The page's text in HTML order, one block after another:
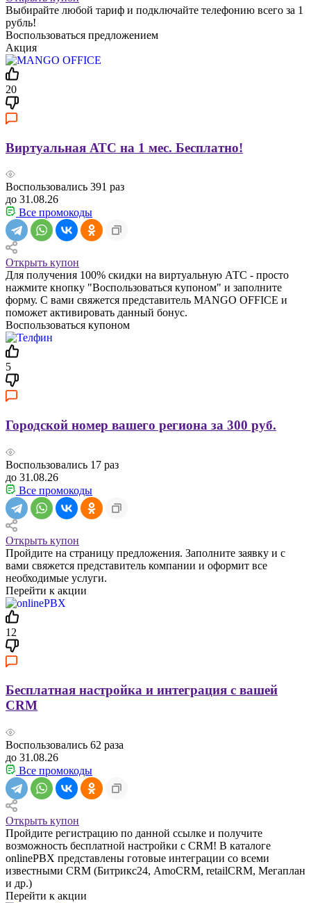
Выбирайте любой тариф и подключайте телефонию всего за 1
рубль!
Воспользоваться предложением
Акция
20
Виртуальная АТС на 1 мес. Бесплатно!
Воспользовались 391 раз
до 31.08.26
Все промокоды
Открыть купон
Для получения 100% скидки на виртуальную АТС - просто
нажмите кнопку "Воспользоваться купоном" и заполните
форму. С вами свяжется представитель MANGO OFFICE и
поможет активировать данный бонус.
Воспользоваться купоном
5
Городской номер вашего региона за 300 руб.
Воспользовались 17 раз
до 31.08.26
Все промокоды
Открыть купон
Пройдите на страницу предложения. Заполните заявку и с
вами свяжется представитель компании и оформит все
необходимые услуги.
Перейти к акции
12
Бесплатная настройка и интеграция c вашей
CRM
Воспользовались 62 раза
до 31.08.26
Все промокоды
Открыть купон
Пройдите регистрацию по данной ссылке и получите
возможность бесплатной настройки c СRM! В каталоге
onlinePBX представлены готовые интеграции со всеми
известными CRM (Битрикс24, АmoCRM, retailCRM, Мегаплан
и др.)
Перейти к акции